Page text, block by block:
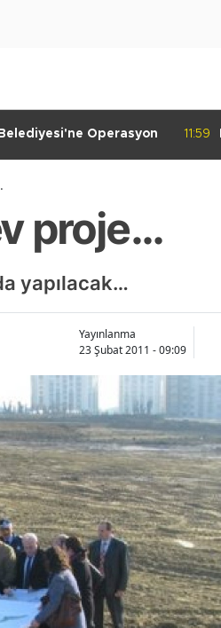
Operasyon 11:59
proje…
yapılacak…
Yayınlanma
23 Şubat 2011 - 09:09